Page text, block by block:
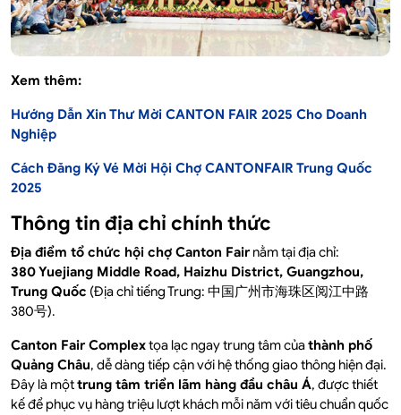
Xem thêm:
Hướng Dẫn Xin Thư Mời CANTON FAIR 2025 Cho Doanh
Nghiệp
Cách Đăng Ký Vé Mời Hội Chợ CANTONFAIR Trung Quốc
2025
Thông tin địa chỉ chính thức
Địa điểm tổ chức hội chợ Canton Fair nằm tại địa chỉ:
380 Yuejiang Middle Road, Haizhu District, Guangzhou,
Trung Quốc (Địa chỉ tiếng Trung: 中国广州市海珠区阅江中路
380号).
Canton Fair Complextọa lạc ngay trung tâm củathành phố
Quảng Châu, dễ dàng tiếp cận với hệ thống giao thông hiện đại.
Đây là mộttrung tâm triển lãm hàng đầu châu Á, được thiết
kế để phục vụ hàng triệu lượt khách mỗi năm với tiêu chuẩn quốc